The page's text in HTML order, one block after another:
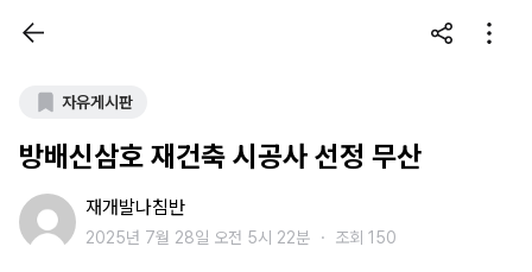
자유게시판
방배신삼호 재건축 시공사 선정 무산
재개발나침반
2025년 7월 28일 오전 5시 22분 ・ 조회 150